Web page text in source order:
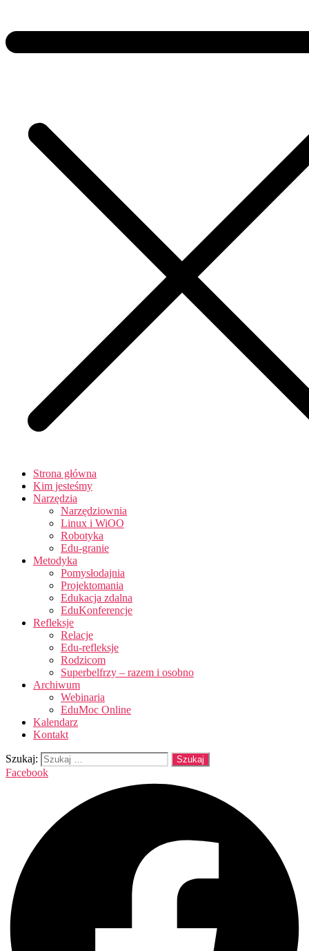
Strona główna
Kim jesteśmy
Narzędzia
Narzędziownia
Linux i WiOO
Robotyka
Edu-granie
Metodyka
Pomysłodajnia
Projektomania
Edukacja zdalna
EduKonferencje
Refleksje
Relacje
Edu-refleksje
Rodzicom
Superbelfrzy – razem i osobno
Archiwum
Webinaria
EduMoc Online
Kalendarz
Kontakt
Szukaj:
Facebook